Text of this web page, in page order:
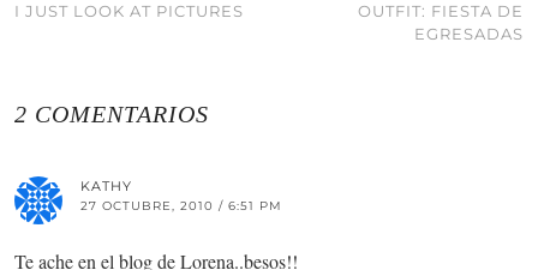
I JUST LOOK AT PICTURES
OUTFIT: FIESTA DE
EGRESADAS
2 COMENTARIOS
KATHY
27 OCTUBRE, 2010 / 6:51 PM
Te ache en el blog de Lorena..besos!!